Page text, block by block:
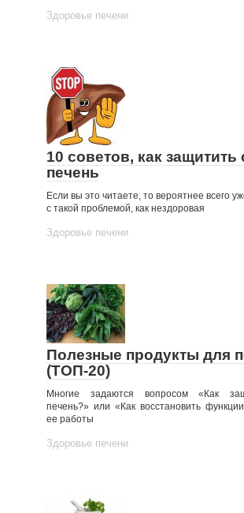
Здоровье печени
10 советов, как
печень
Если вы это читаете, то вероятнее всего
с такой проблемой, как нездоровая
Здоровье печени
Полезные продукты для
(ТОП-20)
Многие задаются вопросом «Как
печень?» или «Как восстановить
ее работы
Здоровье печени